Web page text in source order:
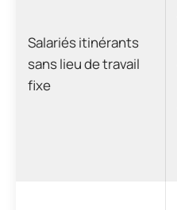
Salariés itinérants
sans lieu de travail
fixe